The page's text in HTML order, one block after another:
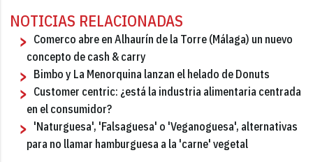
NOTICIAS RELACIONADAS
Comerco abre en Alhaurín de la Torre (Málaga) un nuevo
concepto de cash & carry
Bimbo y La Menorquina lanzan el helado de Donuts
Customer centric: ¿está la industria alimentaria centrada
en el consumidor?
'Naturguesa', 'Falsaguesa' o 'Veganoguesa', alternativas
para no llamar hamburguesa a la 'carne' vegetal